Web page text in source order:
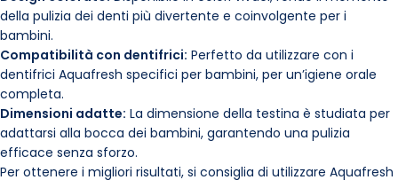
della pulizia dei denti più divertente e coinvolgente per i
bambini.
Compatibilità con dentifrici: Perfetto da utilizzare con i
dentifrici Aquafresh specifici per bambini, per un’igiene orale
completa.
Dimensioni adatte: La dimensione della testina è studiata per
adattarsi alla bocca dei bambini, garantendo una pulizia
efficace senza sforzo.
Per ottenere i migliori risultati, si consiglia di utilizzare Aquafresh